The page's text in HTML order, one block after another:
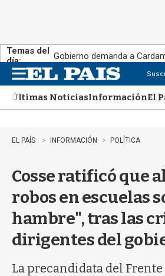
Temas del
día:
Gobierno demanda a
n
uÚltimas NoticiasInformaciónEl
EL PAÍS INFORMACIÓN POLÍTICA
Cosse ratificó que
robos en escuelas
hambre", tras las
dirigentes del
La precandidata del